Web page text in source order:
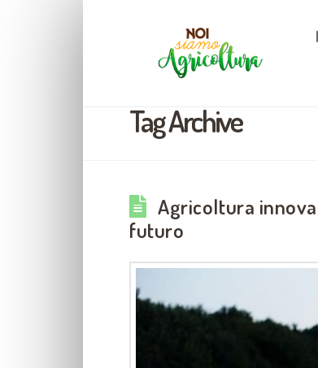
Tag Archive
Agricoltura
futuro